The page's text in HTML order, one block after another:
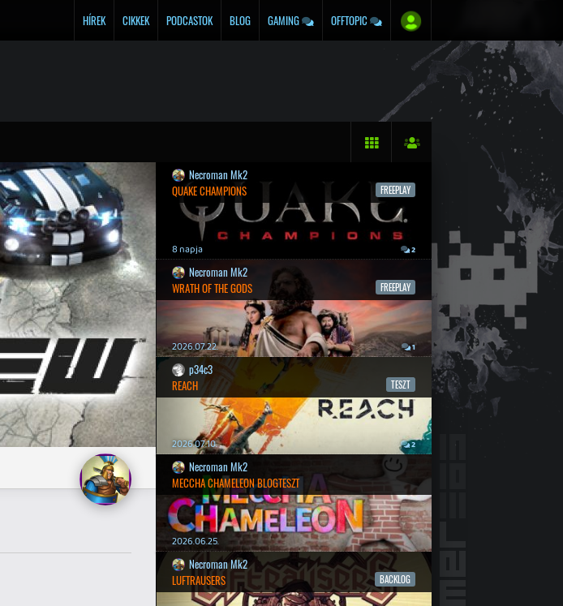
HÍREK CIKKEK PODCASTOK BLOG GAMING OFFTOPIC
Necroman Mk2
QUAKE CHAMPIONS
FREEPLAY
8 napja 2
Necroman Mk2
WRATH OF THE GODS
FREEPLAY
2026.07.22. 1
p34c3
REACH
TESZT
2026.07.10. 2
Necroman Mk2
MECCHA CHAMELEON BLOGTESZT
2026.06.25.
Necroman Mk2
LUFTRAUSERS
BACKLOG